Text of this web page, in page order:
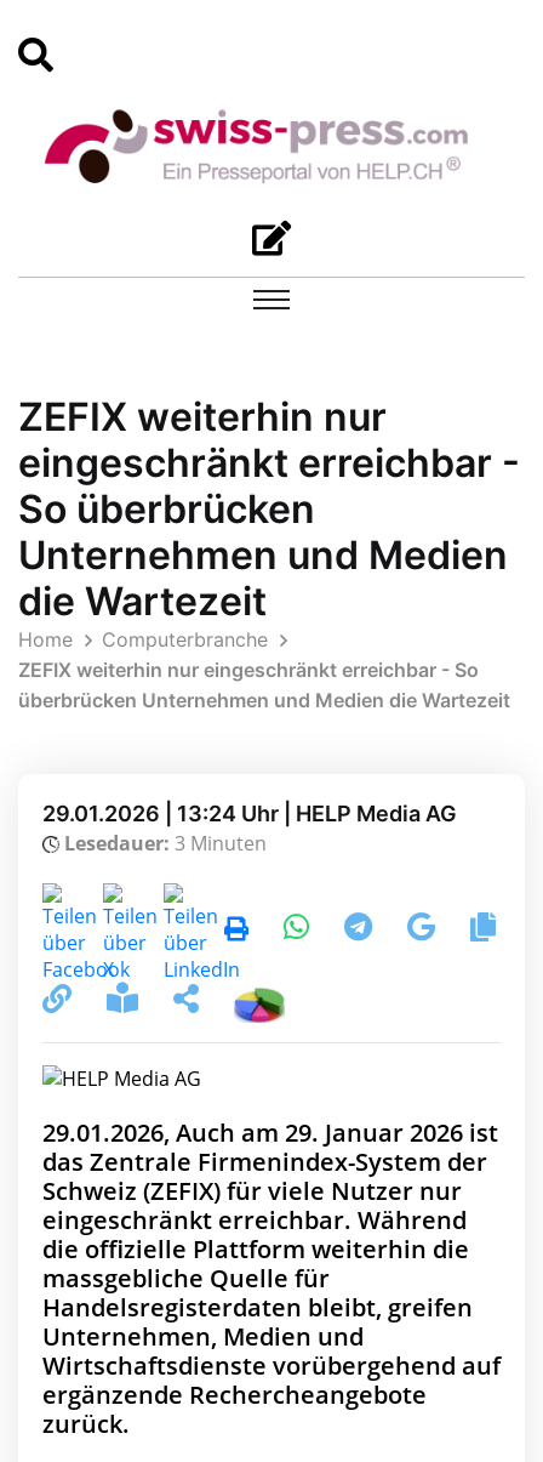
ZEFIX weiterhin nur
eingeschränkt erreichbar -
So überbrücken
Unternehmen und Medien
die Wartezeit
Home
Computerbranche
ZEFIX weiterhin nur eingeschränkt erreichbar - So
überbrücken Unternehmen und Medien die Wartezeit
29.01.2026 | 13:24 Uhr | HELP Media AG
Lesedauer: 3 Minuten
29.01.2026, Auch am 29. Januar 2026 ist
das Zentrale Firmenindex-System der
Schweiz (ZEFIX) für viele Nutzer nur
eingeschränkt erreichbar. Während
die offizielle Plattform weiterhin die
massgebliche Quelle für
Handelsregisterdaten bleibt, greifen
Unternehmen, Medien und
Wirtschaftsdienste vorübergehend auf
ergänzende Rechercheangebote
zurück.